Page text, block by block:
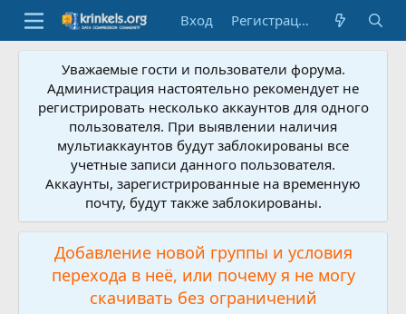
Вход Регистрация
Уважаемые гости и пользователи форума.
Администрация настоятельно рекомендует не
регистрировать несколько аккаунтов для одного
пользователя. При выявлении наличия
мультиаккаунтов будут заблокированы все
учетные записи данного пользователя.
Аккаунты, зарегистрированные на временную
почту, будут также заблокированы.
Добавление новой группы и условия
перехода в неё, или почему я не могу
скачивать без ограничений